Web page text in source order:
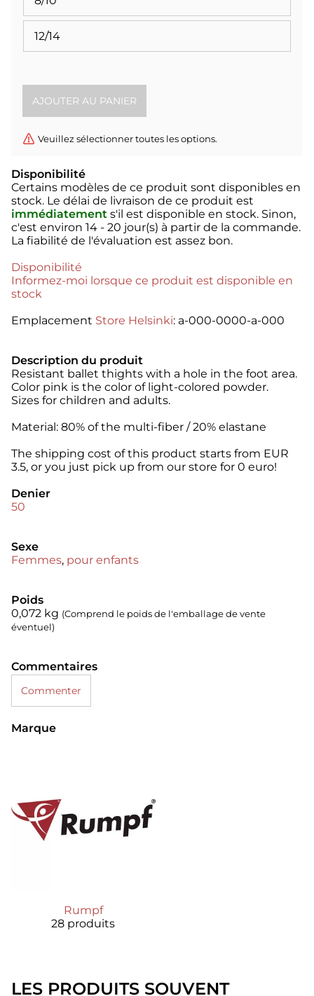
12/14
Veuillez sélectionner toutes les options.
Disponibilité
Certains modèles de ce produit sont disponibles en
stock. Le délai de livraison de ce produit est
immédiatement s'il est disponible en stock. Sinon,
c'est environ 14 - 20 jour(s) à partir de la commande.
La fiabilité de l'évaluation est assez bon.
Disponibilité
Informez-moi lorsque ce produit est disponible en
stock
Emplacement Store Helsinki: a-000-0000-a-000
Description du produit
Resistant ballet thights with a hole in the foot area.
Color pink is the color of light-colored powder.
Sizes for children and adults.
Material: 80% of the multi-fiber / 20% elastane
The shipping cost of this product starts from EUR
3.5, or you just pick up from our store for 0 euro!
Denier
50
Sexe
Femmes, pour enfants
Poids
0,072 kg (Comprend le poids de l'emballage de vente
éventuel)
Commentaires
Commenter
Marque
Rumpf
28 produits
LES PRODUITS SOUVENT